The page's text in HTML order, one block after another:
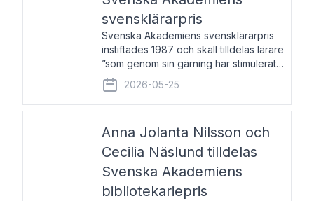
svensklärarpris
Svenska Akademiens svensklärarpris
instiftades 1987 och skall tilldelas lärare
”som genom sin gärning har stimulerat
intresset hos unga människor för
svenska språket och litteraturen”.
Prisutdelning och samtal med
2026-05-25
Anna Jolanta Nilsson och
Cecilia Näslund tilldelas
Svenska Akademiens
bibliotekariepris